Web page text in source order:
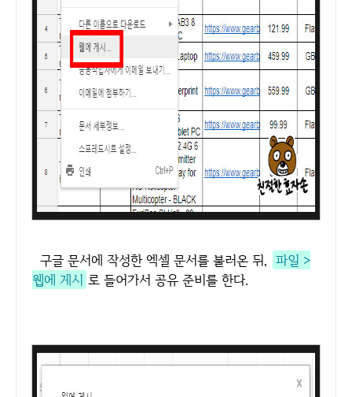
구글 문서에 작성한 엑셀 문서를 불러온 뒤, 파일 >
웹에 게시 로 들어가서 공유 준비를 한다.